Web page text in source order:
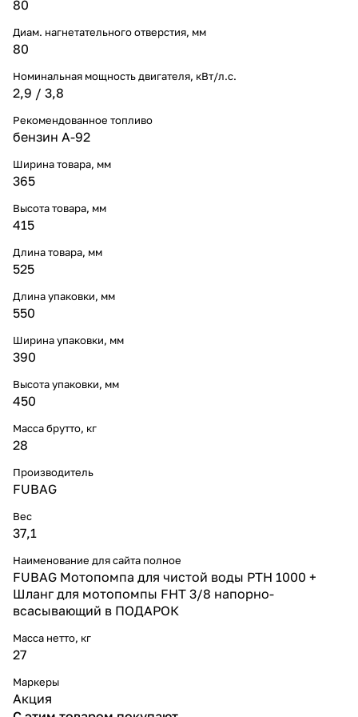
80
Диам. нагнетательного отверстия, мм
80
Номинальная мощность двигателя, кВт/л.с.
2,9 / 3,8
Рекомендованное топливо
бензин А-92
Ширина товара, мм
365
Высота товара, мм
415
Длина товара, мм
525
Длина упаковки, мм
550
Ширина упаковки, мм
390
Высота упаковки, мм
450
Масса брутто, кг
28
Производитель
FUBAG
Вес
37,1
Наименование для сайта полное
FUBAG Мотопомпа для чистой воды PTH 1000 +
Шланг для мотопомпы FHT 3/8 напорно-
всасывающий в ПОДАРОК
Масса нетто, кг
27
Маркеры
Акция